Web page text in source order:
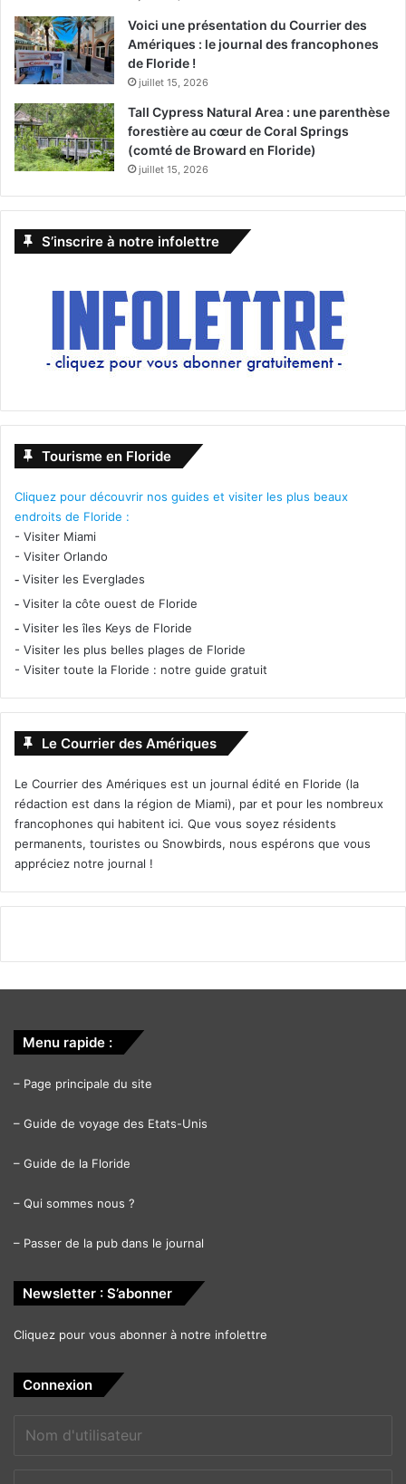
Voici une présentation du Courrier des
Amériques : le journal des francophones
de Floride !
juillet 15, 2026
Tall Cypress Natural Area : une parenthèse
forestière au cœur de Coral Springs
(comté de Broward en Floride)
juillet 15, 2026
S’inscrire à notre infolettre
Tourisme en Floride
Cliquez pour découvrir nos guides et visiter les plus beaux
endroits de Floride :
- Visiter Miami
- Visiter Orlando
- Visiter les Everglades
- Visiter la côte ouest de Floride
- Visiter les îles Keys de Floride
- Visiter les plus belles plages de Floride
- Visiter toute la Floride : notre guide gratuit
Le Courrier des Amériques
Le Courrier des Amériques est un journal édité en Floride (la
rédaction est dans la région de Miami), par et pour les nombreux
francophones qui habitent ici. Que vous soyez résidents
permanents, touristes ou Snowbirds, nous espérons que vous
appréciez notre journal !
Menu rapide :
– Page principale du site
– Guide de voyage des Etats-Unis
– Guide de la Floride
– Qui sommes nous ?
– Passer de la pub dans le journal
Newsletter : S’abonner
Cliquez pour vous abonner à notre infolettre
Connexion